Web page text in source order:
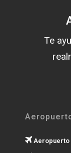
Te
Aeropuerto